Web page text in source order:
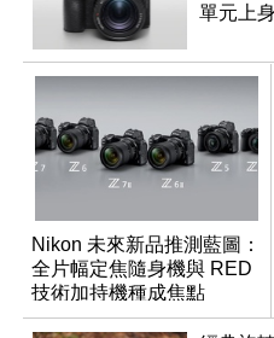
單元上
Nikon 未來新品推測藍圖：
全片幅定焦隨身機與 RED
技術加持機種成焦點